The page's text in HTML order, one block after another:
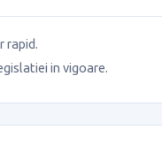
rapid.
in vigoare.